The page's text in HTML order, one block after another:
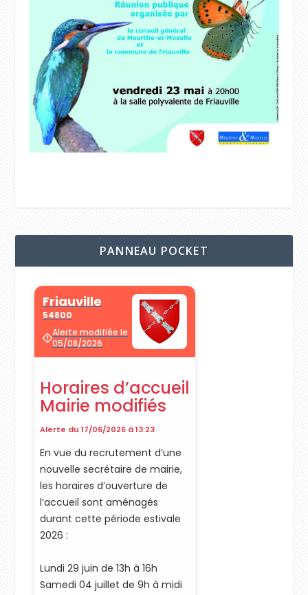
PANNEAU POCKET